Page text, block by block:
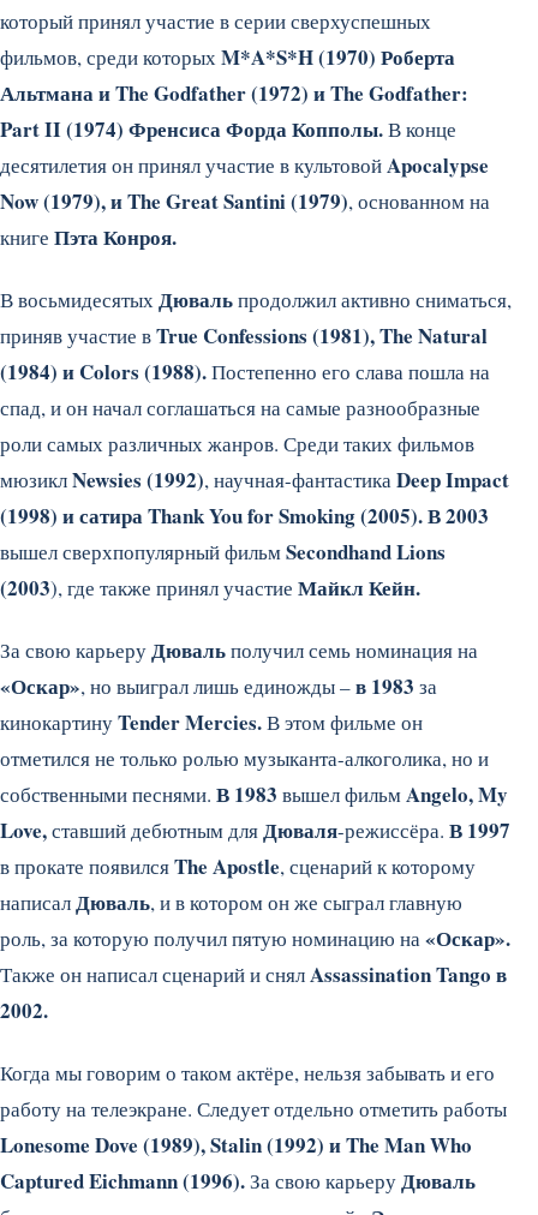
который принял участие в серии сверхуспешных
фильмов, среди которыхM*A*S*H (1970) Роберта
Альтмана и The Godfather (1972) и The Godfather:
Part II (1974) Френсиса Форда Копполы.В конце
десятилетия он принял участие в культовойApocalypse
Now (1979), и The Great Santini (1979), основанном на
книге Пэта Конроя.
В восьмидесятыхДювальпродолжил активно сниматься,
приняв участие вTrue Confessions (1981), The Natural
(1984) и Colors (1988).Постепенно его слава пошла на
спад, и он начал соглашаться на самые разнообразные
роли самых различных жанров. Среди таких фильмов
мюзиклNewsies (1992), научная-фантастикаDeep Impact
(1998) и сатира Thank You for Smoking (2005). В 2003
вышел сверхпопулярный фильмSecondhand Lions
(2003), где также принял участие Майкл Кейн.
За свою карьеруДювальполучил семь номинация на
«Оскар», но выиграл лишь единожды –в 1983 за
кинокартинуTender Mercies.В этом фильме он
отметился не только ролью музыканта-алкоголика, но и
собственными песнями. В 1983 вышел фильмAngelo, My
Love,ставший дебютным дляДюваля-режиссёра. В 1997
в прокате появилсяThe Apostle, сценарий к которому
написалДюваль, и в котором он же сыграл главную
роль, за которую получил пятую номинацию на«Оскар».
Также он написал сценарий и снялAssassination Tango в
2002.
Когда мы говорим о таком актёре, нельзя забывать и его
работу на телеэкране. Следует отдельно отметить работы
Lonesome Dove (1989), Stalin (1992) и The Man Who
Captured Eichmann (1996).За свою карьеруДюваль